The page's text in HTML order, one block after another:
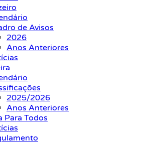
de Avisos
2026
Anos Anteriores
2025/2026
Anos Anteriores
Para Todos